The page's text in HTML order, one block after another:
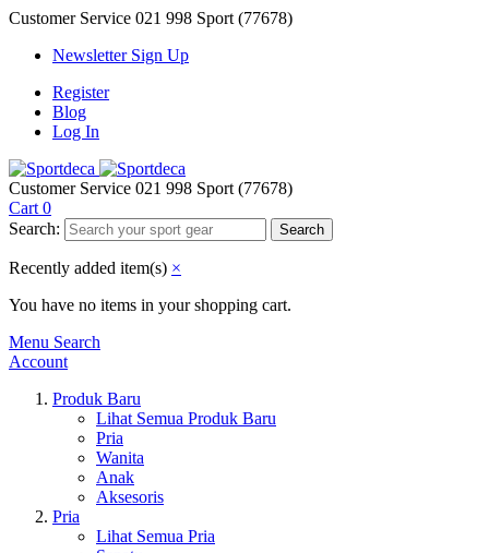
Customer Service 021 998 Sport (77678)
Newsletter Sign Up
Register
Blog
Log In
Customer Service 021 998 Sport (77678)
Cart 0
Search:
Search
Recently added item(s) ×
You have no items in your shopping cart.
Menu Search
Account
Produk Baru
Lihat Semua Produk Baru
Pria
Wanita
Anak
Aksesoris
Pria
Lihat Semua Pria